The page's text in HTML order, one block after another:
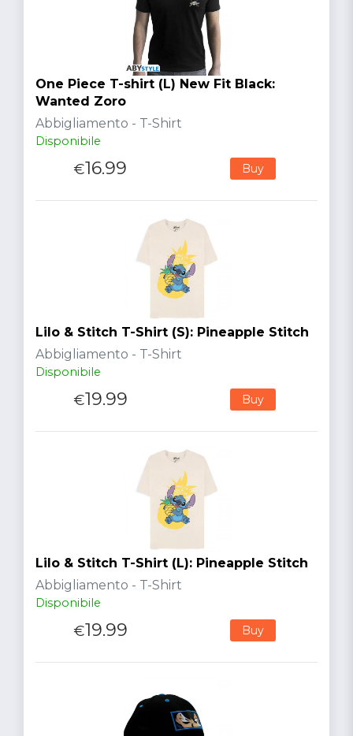
One Piece T-shirt (L) New Fit Black:
Wanted Zoro
Abbigliamento - T-Shirt
Disponibile
€16.99 Buy
Lilo & Stitch T-Shirt (S): Pineapple Stitch
Abbigliamento - T-Shirt
Disponibile
€19.99 Buy
Lilo & Stitch T-Shirt (L): Pineapple Stitch
Abbigliamento - T-Shirt
Disponibile
€19.99 Buy